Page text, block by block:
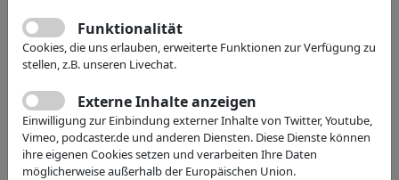
Funktionalität
Cookies, die uns erlauben, erweiterte Funktionen zur Verfügung zu
stellen, z.B. unseren Livechat.
Externe Inhalte anzeigen
Einwilligung zur Einbindung externer Inhalte von Twitter, Youtube,
Vimeo, podcaster.de und anderen Diensten. Diese Dienste können
ihre eigenen Cookies setzen und verarbeiten Ihre Daten
möglicherweise außerhalb der Europäischen Union.